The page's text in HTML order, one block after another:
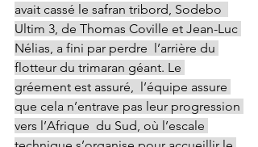
avait cassé le safran tribord, Sodebo
Ultim 3, de Thomas Coville et Jean-Luc
Nélias, a fini par perdre  l’arrière du
flotteur du trimaran géant. Le
gréement est assuré,  l’équipe assure
que cela n’entrave pas leur progression
vers l’Afrique  du Sud, où l’escale